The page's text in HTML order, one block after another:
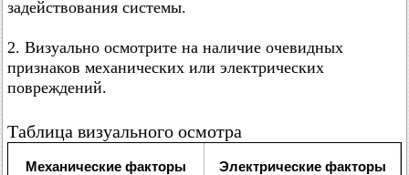
задействования системы.
2. Визуально осмотрите на наличие очевидных
признаков механических или электрических
повреждений.
Таблица визуального осмотра
Механические факторы Электрические факторы